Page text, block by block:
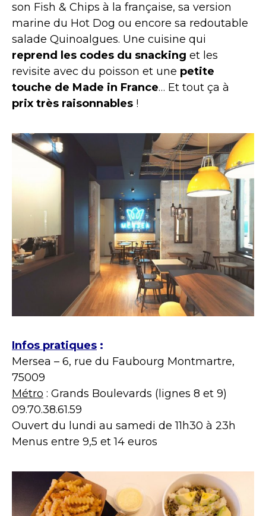
son Fish & Chips à la française, sa version
marine du Hot Dog ou encore sa redoutable
salade Quinoalgues. Une cuisine qui
reprend les codes du snacking et les
revisite avec du poisson et une petite
touche de Made in France… Et tout ça à
prix très raisonnables !
Infos pratiques :
Mersea – 6, rue du Faubourg Montmartre,
75009
Métro : Grands Boulevards (lignes 8 et 9)
09.70.38.61.59
Ouvert du lundi au samedi de 11h30 à 23h
Menus entre 9,5 et 14 euros